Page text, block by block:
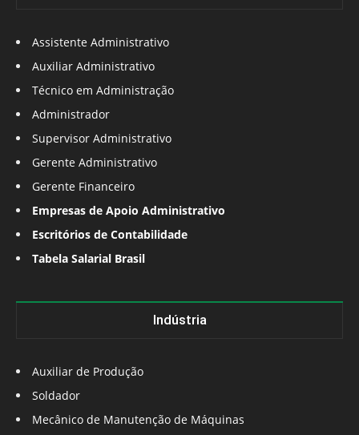
Assistente Administrativo
Auxiliar Administrativo
Técnico em Administração
Administrador
Supervisor Administrativo
Gerente Administrativo
Gerente Financeiro
Empresas de Apoio Administrativo
Escritórios de Contabilidade
Tabela Salarial Brasil
Indústria
Auxiliar de Produção
Soldador
Mecânico de Manutenção de Máquinas